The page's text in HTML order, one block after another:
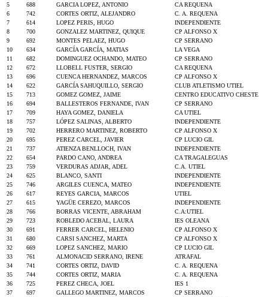
5
688 GARCIA LOPEZ, ANTONIO
CA REQUENA
6
742 CORTES ORTIZ, ALEJANDRO
C. A. REQUENA
7
614 LOPEZ PERIS, HUGO
INDEPENDIENTE
8
700 GONZALEZ MARTINEZ, QUIQUE
CP ALFONSO X
9
692 MONTES PELAEZ, HUGO
CP SERRANO
10
634 GARCÍA GARCÍA, MATIAS
LA VEGA
11
682 DOMINGUEZ OCHANDO, MATEO
CP SERRANO
12
672 LLOBELL FUSTER, SERGIO
CA REQUENA
13
696 CUENCA HERNANDEZ, MARCOS
CP ALFONSO X
14
622 GARCÍA SAHUQUILLO, SERGIO
CLUB ATLETISMO UTIEL
15
713 GOMEZ GOMEZ, JAIME
CENTRO EDUCATIVO CHESTE
16
694 BALLESTEROS FERNANDE, IVAN
CP SERRANO
17
709 HAYA GOMEZ, DANIELA
CA UTIEL
18
757 LÓPEZ SALINAS, ALBERTO
INDEPENDIENTE
19
702 HERRERO MARTINEZ, ROBERTO
CP ALFONSO X
20
695 PEREZ CARCEL, JAVIER
CP LUCIO GIL
21
737 ATIENZA BENLLOCH, IVAN
INDEPENDIENTE
22
654 PARDO CANO, ANDREA
CA TRAGALEGUAS
23
759 VERDURAS ADJAR, ADEL
C.A. UTIEL
24
625 BLANCO, SANTI
INDEPENDIENTE
25
746 ARGILES CUENCA, MATEO
INDEPENDIENTE
26
617 REYES GARCIA, MARCOS
UTIEL
27
615 YAGÜE CEREZO, MARCOS
INDEPENDIENTE
28
766 BORRAS VICENTE, ABRAHAM
C.A:UTIEL
29
723 ROBLEDO ACEBAL, LAURA
IES OLEANA
30
691 FERRER CARCEL, HELENIO
CP ALFONSO X
31
680 CARSI SANCHEZ, MARTA
CP ALFONSO X
32
669 LOPEZ SANCHEZ, MARIO
CP LUCIO GIL
33
761 ALMONACID SERRANO, IRENE
ATRAFAL
34
741 CORTES ORTIZ, DAVID
C. A. REQUENA
35
744 CORTES ORTIZ, MARIA
C. A. REQUENA
36
725 PEREZ CHECA, JOEL
IES 1
37
697 GALLEGO MARTINEZ, MARCOS
CP SERRANO